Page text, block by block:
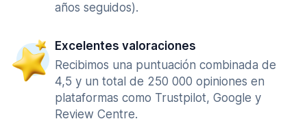
años seguidos).
Excelentes valoraciones
Recibimos una puntuación combinada de
4,5 y un total de 250 000 opiniones en
plataformas como Trustpilot, Google y
Review Centre.